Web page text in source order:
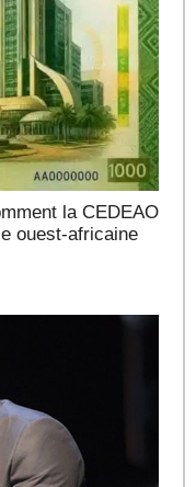
la CEDEAO
ouest-africaine